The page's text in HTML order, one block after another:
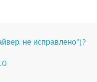
не исправлено")?